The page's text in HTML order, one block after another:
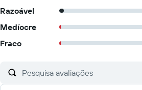
Razoável
Medíocre
Fraco